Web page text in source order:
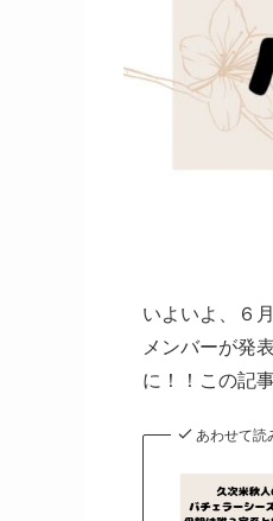
いよいよ、６
メンバーが発
に！！この記
あわせて読